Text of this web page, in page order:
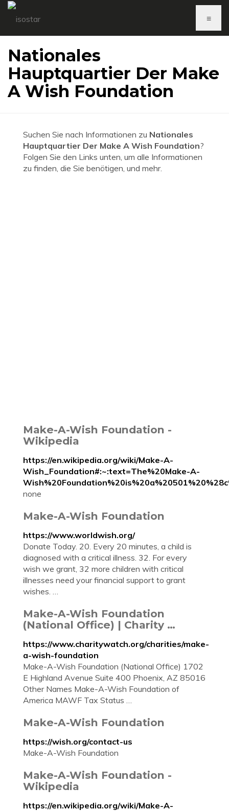
≡
Nationales
Hauptquartier Der Make
A Wish Foundation
Suchen Sie nach Informationen zu Nationales
Hauptquartier Der Make A Wish Foundation?
Folgen Sie den Links unten, um alle Informationen
zu finden, die Sie benötigen, und mehr.
Make-A-Wish Foundation -
Wikipedia
https://en.wikipedia.org/wiki/Make-A-
Wish_Foundation#:~:text=The%20Make-A-
none
Make-A-Wish Foundation
https://www.worldwish.org/
Donate Today. 20. Every 20 minutes, a child is
diagnosed with a critical illness. 32. For every
wish we grant, 32 more children with critical
illnesses need your financial support to grant
wishes. …
Make-A-Wish Foundation
(National Office) | Charity …
https://www.charitywatch.org/charities/make-
a-wish-foundation
Make-A-Wish Foundation (National Office) 1702
E Highland Avenue Suite 400 Phoenix, AZ 85016
Other Names Make-A-Wish Foundation of
America MAWF Tax Status …
Make-A-Wish Foundation
https://wish.org/contact-us
Make-A-Wish Foundation
Make-A-Wish Foundation -
Wikipedia
https://en.wikipedia.org/wiki/Make-A-